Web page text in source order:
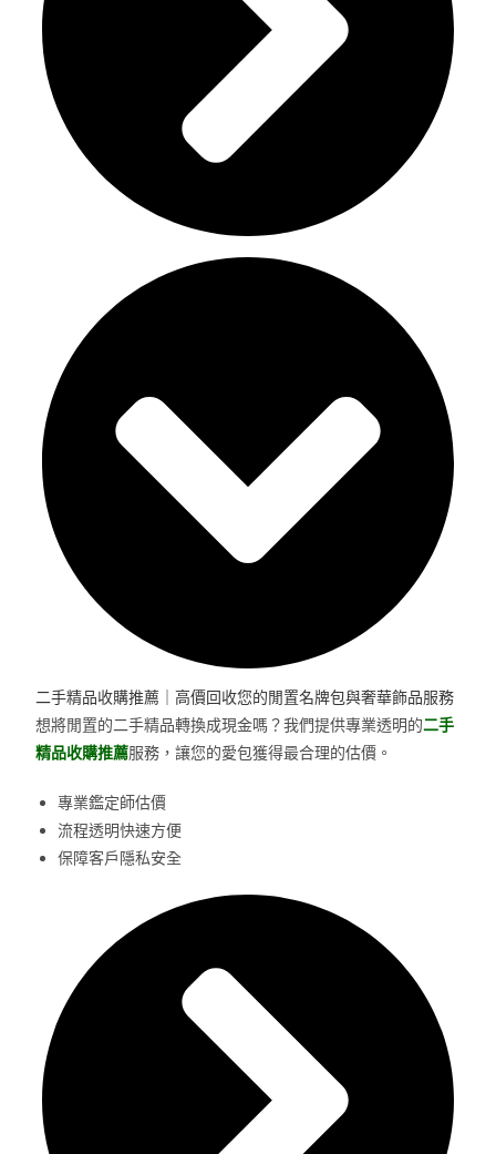
二手精品收購推薦｜高價回收您的閒置名牌包與奢華飾品服務
想將閒置的二手精品轉換成現金嗎？我們提供專業透明的二手
精品收購推薦服務，讓您的愛包獲得最合理的估價。
專業鑑定師估價
流程透明快速方便
保障客戶隱私安全